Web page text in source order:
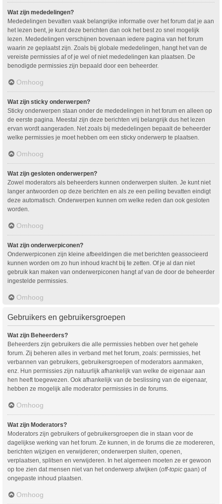
Wat zijn mededelingen?
Mededelingen bevatten vaak belangrijke informatie over het forum dat je aan
het lezen bent, je kunt deze berichten dan ook het best zo snel mogelijk
lezen. Mededelingen verschijnen bovenaan iedere pagina van het forum
waarin ze geplaatst zijn. Zoals bij globale mededelingen, hangt het van de
vereiste permissies af of je wel of niet mededelingen kan plaatsen. De
benodigde permissies zijn bepaald door een beheerder.
Omhoog
Wat zijn sticky onderwerpen?
Sticky onderwerpen staan onder de mededelingen in het forum en alleen op
de eerste pagina. Meestal zijn deze berichten vrij belangrijk dus het lezen
ervan wordt aangeraden. Net zoals bij mededelingen bepaalt de beheerder
welke permissies je moet hebben om een sticky onderwerp te plaatsen.
Omhoog
Wat zijn gesloten onderwerpen?
Zowel moderators als beheerders kunnen onderwerpen sluiten. Je kunt niet
langer antwoorden op deze berichten en als ze een peiling bevatten eindigt
deze automatisch. Onderwerpen kunnen om welke reden dan ook gesloten
worden.
Omhoog
Wat zijn onderwerpiconen?
Onderwerpiconen zijn kleine afbeeldingen die met berichten geassocieerd
kunnen worden om zo hun inhoud kracht bij te zetten. Of je al dan niet
gebruik kan maken van onderwerpiconen hangt af van de door de beheerder
ingestelde permissies.
Omhoog
Gebruikers en gebruikersgroepen
Wat zijn Beheerders?
Beheerders zijn gebruikers die alle permissies hebben over het gehele
forum. Zij beheren alles in verband met het forum, zoals: permissies, het
verbannen van gebruikers, gebruikersgroepen of moderators aanmaken,
enz. Hun permissies zijn natuurlijk afhankelijk van welke de eigenaar aan
hen heeft toegewezen. Ook afhankelijk van de beslissing van de eigenaar,
hebben ze mogelijk alle moderator permissies in de forums.
Omhoog
Wat zijn Moderators?
Moderators zijn gebruikers of gebruikersgroepen die in staan voor de
dagelijkse werking van het forum. Ze kunnen, in de forums die ze modereren,
berichten wijzigen en verwijderen; onderwerpen sluiten, openen,
verplaatsen, splitsen en verwijderen. In het algemeen moeten ze er gewoon
op toe zien dat mensen niet van het onderwerp afwijken (off-topic gaan) of
ongepaste inhoud plaatsen.
Omhoog